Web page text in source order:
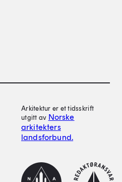
Arkitektur er et tidsskrift
utgitt av Norske
arkitekters
landsforbund.
NAL